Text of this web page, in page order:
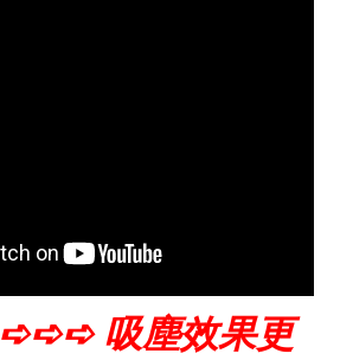
➪➪➪ 吸塵效果更